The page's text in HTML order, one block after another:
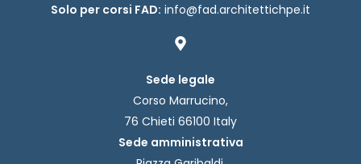
Solo per corsi FAD: info@fad.architettichpe.it
Sede legale
Corso Marrucino,
76 Chieti 66100 Italy
Sede amministrativa